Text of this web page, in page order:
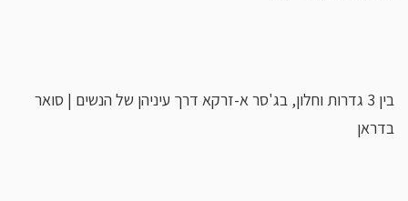
בין 3 גדרות וחלון, בג'סר א-זרקא דרך עיניהן של הנשים | סואר
בדראן